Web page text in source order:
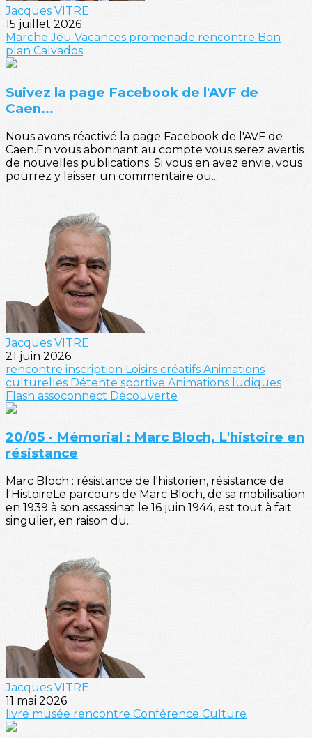
Jacques VITRE
15 juillet 2026
MarcheJeu Vacances promenade rencontre Bon
plan Calvados
Suivez la page Facebook de l'AVF de
Caen...
Nous avons réactivé la page Facebook de l'AVF de
Caen.En vous abonnant au compte vous serez avertis
de nouvelles publications. Si vous en avez envie, vous
pourrez y laisser un commentaire ou...
Jacques VITRE
21 juin 2026
rencontre inscription Loisirs créatifs Animations
culturelles Détente sportive Animations ludiques
Flash assoconnect Découverte
20/05 - Mémorial : Marc Bloch, L'histoire en
résistance
Marc Bloch : résistance de l'historien, résistance de
l'HistoireLe parcours de Marc Bloch, de sa mobilisation
en 1939 à son assassinat le 16 juin 1944, est tout à fait
singulier, en raison du...
Jacques VITRE
11 mai 2026
livre musée rencontre Conférence Culture